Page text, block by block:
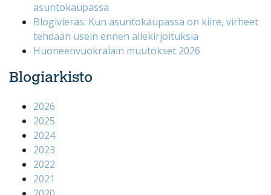
asuntokaupassa
Blogivieras: Kun asuntokaupassa on kiire, virheet
tehdään usein ennen allekirjoituksia
Huoneenvuokralain muutokset 2026
Blogiarkisto
2026
2025
2024
2023
2022
2021